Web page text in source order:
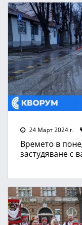
24 Март 2024 г.
Времето в
застудяване с